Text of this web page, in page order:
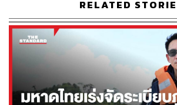
“เป็นครั้งแรกในรอบเกือบ 70 ปี ที่ผู้นำระดั
คิวบาถูกตั้งข้อหาในประเทศนี้ ในสหรัฐอ
การกระทำรุนแรงที่ส่งผลให้พลเมืองอเม
และผู้นำของพวกเขาไม่ควรได้รับอนุญา
อเมริกัน สังหารพวกเขา และไม่ต้องรับผิด
กล่าว และประกาศว่า คาสโตร จะถูกตั้ง
อากาศยาน และข้อหาฆาตกรรมอีก 4 กร
RELATED